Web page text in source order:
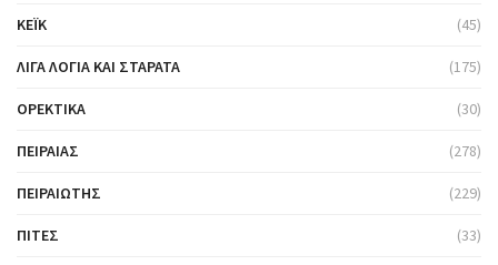
ΚΈΙΚ (45)
ΛΊΓΑ ΛΌΓΙΑ ΚΑΙ ΣΤΑΡΆΤΑ (175)
ΟΡΕΚΤΙΚΆ (30)
ΠΕΙΡΑΙΆΣ (278)
ΠΕΙΡΑΙΏΤΗΣ (229)
ΠΊΤΕΣ (33)